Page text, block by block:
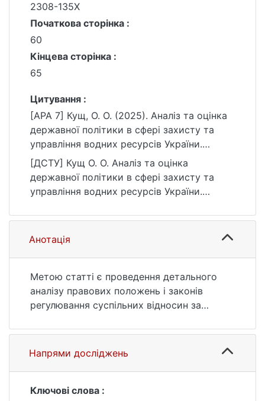
2308-135X
Початкова сторінка :
60
Кінцева сторінка :
65
Цитування :
[APA 7] Кущ, О. О. (2025). Аналіз та оцінка
державної політики в сфері захисту та
управління водних ресурсів України.
Географія та туризм, (79), 60–65.
https://doi.org/10.17721/2308-
135X.2025.79.60-65
[ДСТУ] Кущ О. О. Аналіз та оцінка
державної політики в сфері захисту та
управління водних ресурсів України.
65. DOI: 10.17721/2308-135X.2025.79.60-65
(дата звернення: 25.07.2026).
Анотація
Метою статті є проведення детального
аналізу правових положень і законів
регулювання суспільних відносин за
водних ресурсів.
Методика дослідження. Стаття базується
на результатах досліджень та міркувань
водної політики на водні ресурси
Напрями досліджень
Ключові слова :